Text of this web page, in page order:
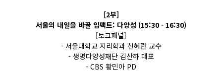
[2부]
서울의 내일을 바꿀 임팩트: 다양성 (15:30 - 16:30)
[토크패널]
- 서울대학교 지리학과 신혜란 교수
- 생명다양성재단 김산하 대표
- CBS 황민아 PD